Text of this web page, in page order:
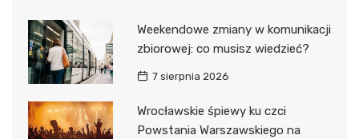
Weekendowe zmiany w komunikacji
zbiorowej: co musisz wiedzieć?
7 sierpnia 2026
Wrocławskie śpiewy ku czci
Powstania Warszawskiego na